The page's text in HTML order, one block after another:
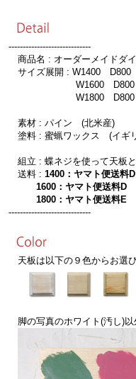
-----------------------------
商品名 : オーダーメイドダ
サイズ展開 : W1400
W1600 D800
W1800 D800
素材 : パイン (北米産)
塗料 : 蜜蝋ワックス (イギ
組立 : 蝶ネジを使って天板
送料 : 1400：ヤマト便送料D
1600：ヤマト便送料D
1800：ヤマト便送料E
-----------------------------
天板は以下の９色からお選び
脚の写真のホワイト(汚し)以